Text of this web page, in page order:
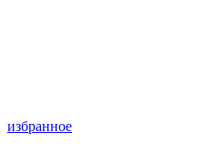
избранное